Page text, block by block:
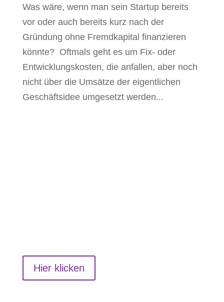
Was wäre, wenn man sein Startup bereits
vor oder auch bereits kurz nach der
Gründung ohne Fremdkapital finanzieren
könnte? Oftmals geht es um Fix- oder
Entwicklungskosten, die anfallen, aber noch
nicht über die Umsätze der eigentlichen
Geschäftsidee umgesetzt werden...
Hier klicken